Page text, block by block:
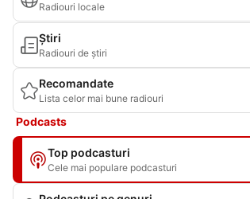
Radiouri locale
Știri
Radiouri de știri
Recomandate
Lista celor mai bune radiouri
Podcasts
Top podcasturi
Cele mai populare podcasturi